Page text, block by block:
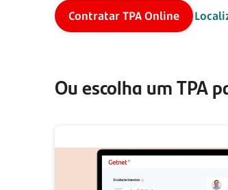
Contratar TPA Online
Ou escolha um TPA